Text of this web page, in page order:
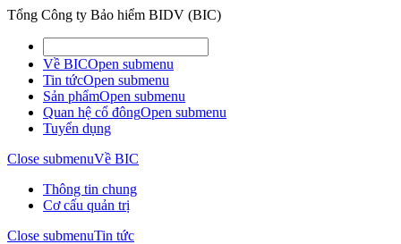
Tổng Công ty Bảo hiểm BIDV (BIC)
Về BICOpen submenu
Tin tứcOpen submenu
Sản phẩmOpen submenu
Quan hệ cổ đôngOpen submenu
Tuyển dụng
Close submenuVề BIC
Thông tin chung
Cơ cấu quản trị
Close submenuTin tức